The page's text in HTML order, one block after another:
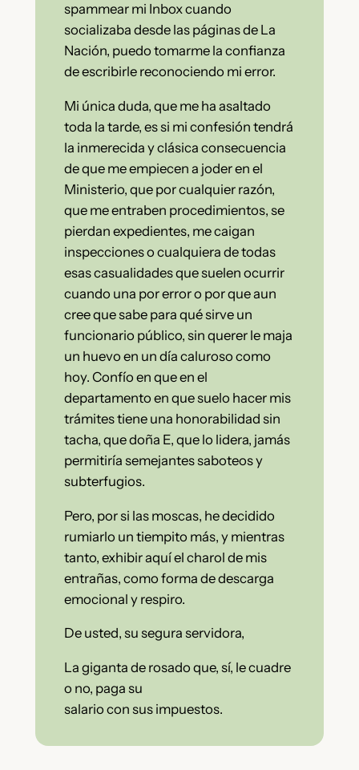
spammear mi Inbox cuando
socializaba desde las páginas de La
Nación, puedo tomarme la confianza
de escribirle reconociendo mi error.
Mi única duda, que me ha asaltado
toda la tarde, es si mi confesión tendrá
la inmerecida y clásica consecuencia
de que me empiecen a joder en el
Ministerio, que por cualquier razón,
que me entraben procedimientos, se
pierdan expedientes, me caigan
inspecciones o cualquiera de todas
esas casualidades que suelen ocurrir
cuando una por error o por que aun
cree que sabe para qué sirve un
funcionario público, sin querer le maja
un huevo en un día caluroso como
hoy. Confío en que en el
departamento en que suelo hacer mis
trámites tiene una honorabilidad sin
tacha, que doña E, que lo lidera, jamás
permitiría semejantes saboteos y
subterfugios.
Pero, por si las moscas, he decidido
rumiarlo un tiempito más, y mientras
tanto, exhibir aquí el charol de mis
entrañas, como forma de descarga
emocional y respiro.
De usted, su segura servidora,
La giganta de rosado que, sí, le cuadre
o no, paga su
salario con sus impuestos.